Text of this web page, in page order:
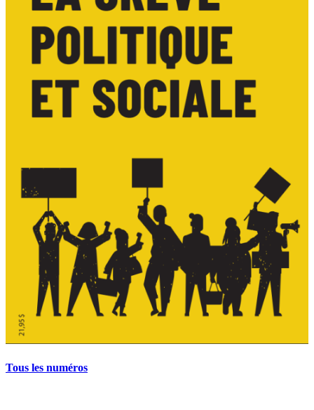
Tous les numéros